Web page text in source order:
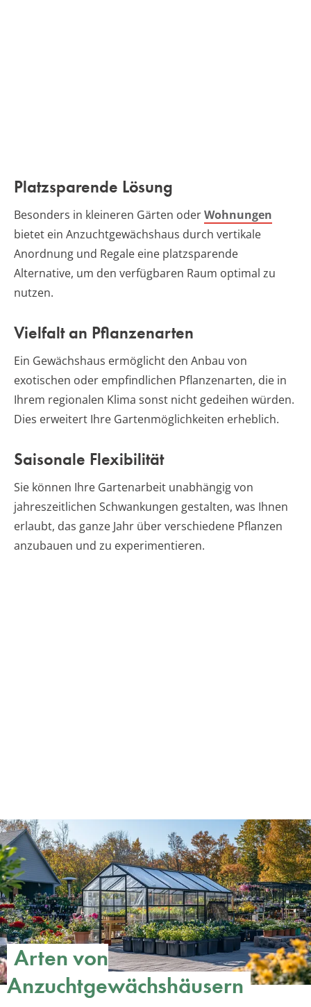
Platzsparende Lösung
Besonders in kleineren Gärten oderWohnungen
bietet ein Anzuchtgewächshaus durch vertikale
Anordnung und Regale eine platzsparende
Alternative, um den verfügbaren Raum optimal zu
nutzen.
Vielfalt an Pflanzenarten
Ein Gewächshaus ermöglicht den Anbau von
exotischen oder empfindlichen Pflanzenarten, die in
Ihrem regionalen Klima sonst nicht gedeihen würden.
Dies erweitert Ihre Gartenmöglichkeiten erheblich.
Saisonale Flexibilität
Sie können Ihre Gartenarbeit unabhängig von
jahreszeitlichen Schwankungen gestalten, was Ihnen
erlaubt, das ganze Jahr über verschiedene Pflanzen
anzubauen und zu experimentieren.
Arten von
Anzuchtgewächshäusern